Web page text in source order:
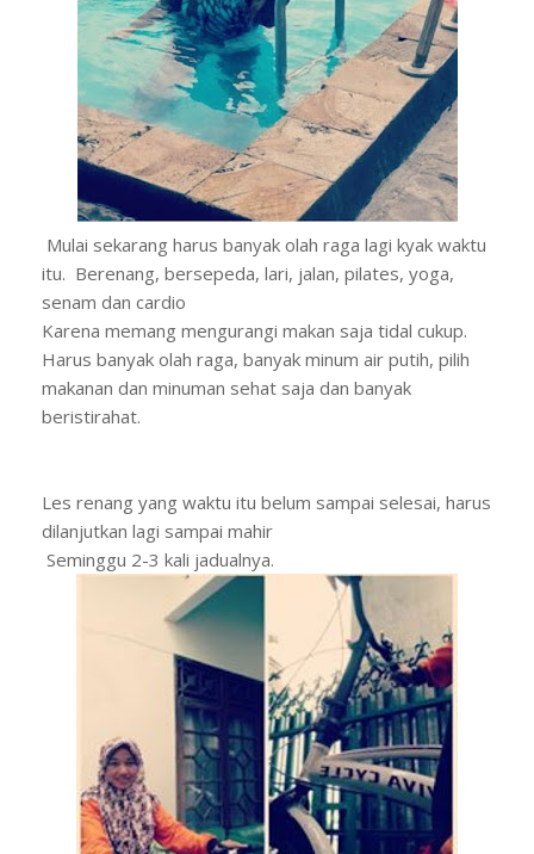
Mulai sekarang harus banyak olah raga lagi kyak waktu
itu. Berenang, bersepeda, lari, jalan, pilates, yoga,
senam dan cardio
Karena memang mengurangi makan saja tidal cukup.
Harus banyak olah raga, banyak minum air putih, pilih
makanan dan minuman sehat saja dan banyak
beristirahat.
Les renang yang waktu itu belum sampai selesai, harus
dilanjutkan lagi sampai mahir
Seminggu 2-3 kali jadualnya.